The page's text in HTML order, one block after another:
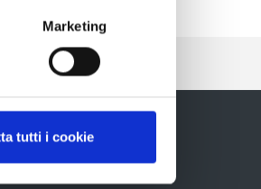
Marketing
tutti i cookie